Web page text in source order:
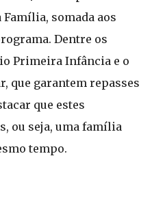
somada aos
Dentre os
Primeira Infância e o
que garantem repasses
que estes
ou seja, uma família
tempo.